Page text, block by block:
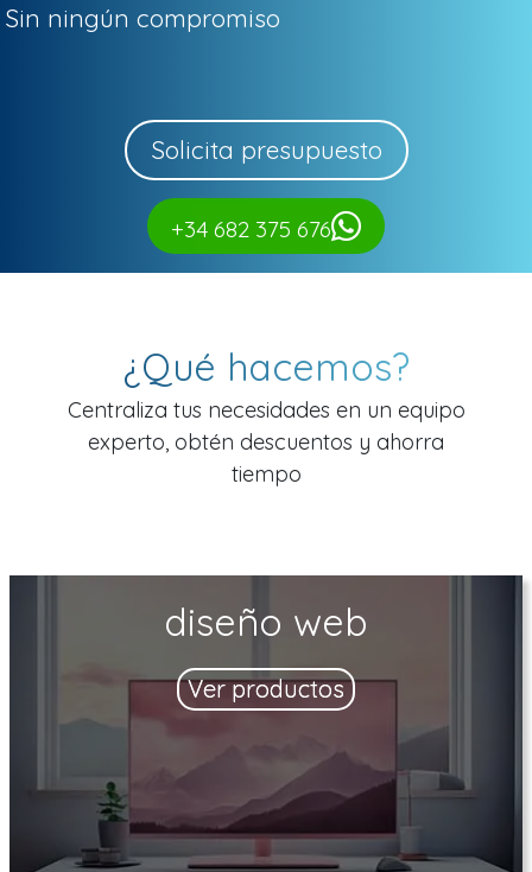
Sin ningún compromiso
Solicita presupuesto
+34 682 375 676
¿Qué hacemos?
Centraliza tus necesidades en un equipo
experto, obtén descuentos y ahorra
tiempo
diseño web
Ver productos